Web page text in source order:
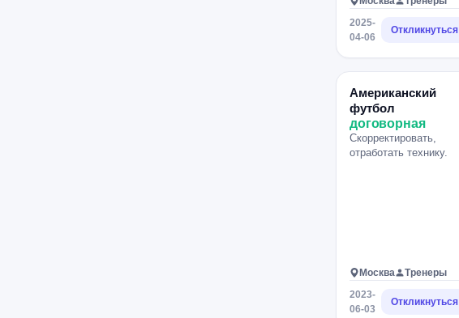
2025-
04-06
Откликнуться
Американский
футбол
договорная
Скорректировать,
отработать технику.
Москва
Тренеры
2023-
06-03
Откликнуться